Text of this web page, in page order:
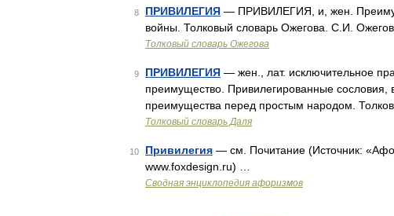
8 ПРИВИЛЕГИЯ — ПРИВИЛЕГИЯ, и, жен.
войны. Толковый словарь Ожегова. С.И.
Толковый словарь Ожегова
9 ПРИВИЛЕГИЯ — жен., лат. исключительное
преимущество. Привилегированные
преимущества перед простым народом.
Толковый словарь Даля
10 Привилегия — см. Почитание (Источник:
www.foxdesign.ru) …
Сводная энциклопедия афоризмов